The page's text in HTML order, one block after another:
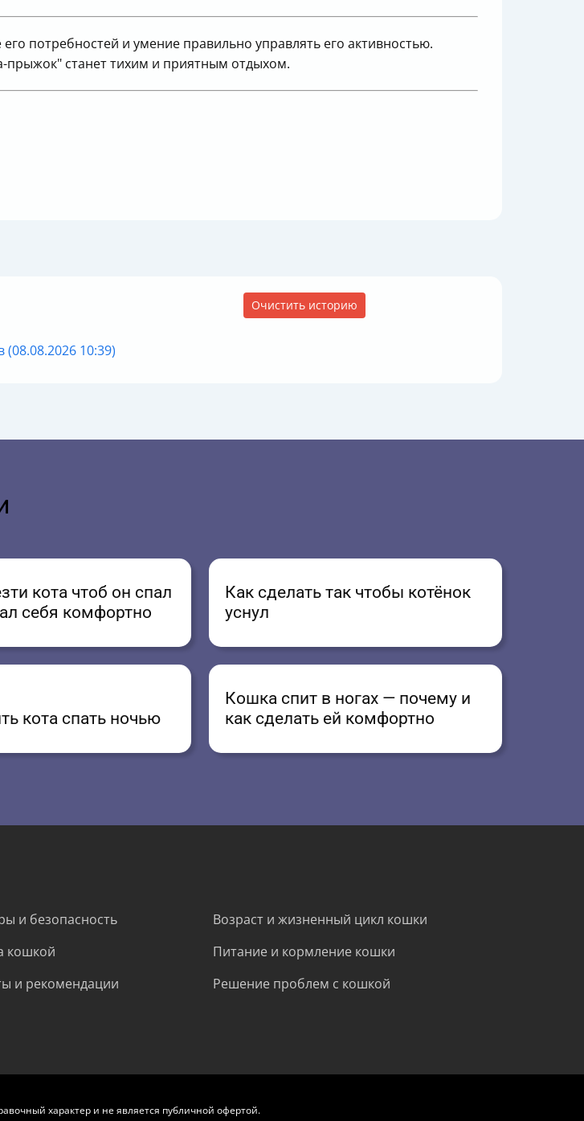
потребностей и умение правильно управлять его активностью.
прыжок" станет тихим и приятным отдыхом.
Очистить историю
10:39)
кота чтоб он спал
себя комфортно
Как сделать так чтобы котёнок
уснул
кота спать ночью
Кошка спит в ногах — почему и
как сделать ей комфортно
и безопасность
Возраст и жизненный цикл кошки
кошкой
Питание и кормление кошки
и рекомендации
Решение проблем с кошкой
характер и не является публичной офертой.